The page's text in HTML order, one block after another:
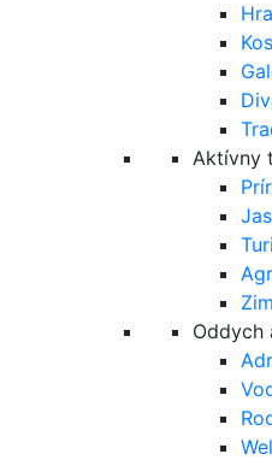
Aktívny
Oddych